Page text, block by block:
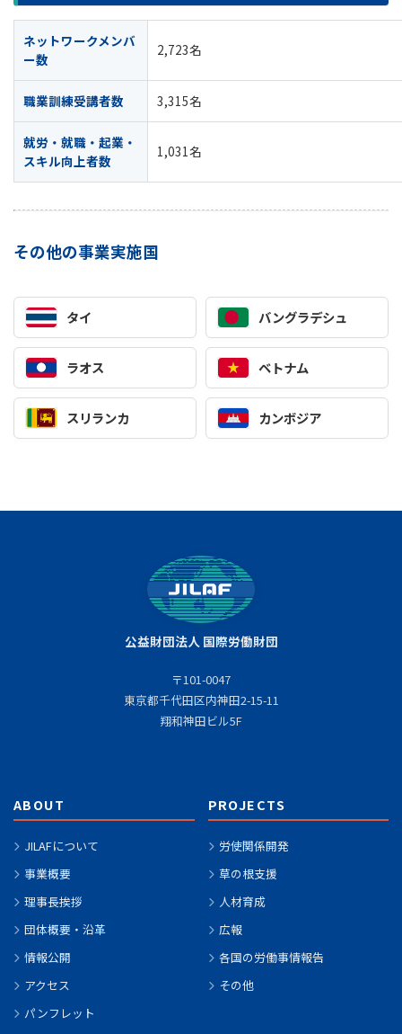
ネットワークメンバ
ー数
2,723名
職業訓練受講者数 3,315名
就労・就職・起業・
スキル向上者数
1,031名
その他の事業実施国
タイ バングラデシュ
ラオス ベトナム
スリランカ カンボジア
公益財団法人 国際労働財団
〒101-0047
東京都千代田区内神田2-15-11
翔和神田ビル5F
ABOUT
JILAFについて
事業概要
理事長挨拶
団体概要・沿革
情報公開
アクセス
パンフレット
PROJECTS
労使関係開発
草の根支援
人材育成
広報
各国の労働事情報告
その他